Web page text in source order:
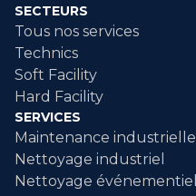
SECTEURS
Tous nos services
Technics
Soft Facility
Hard Facility
SERVICES
Maintenance industrielle
Nettoyage industriel
Nettoyage événementiel